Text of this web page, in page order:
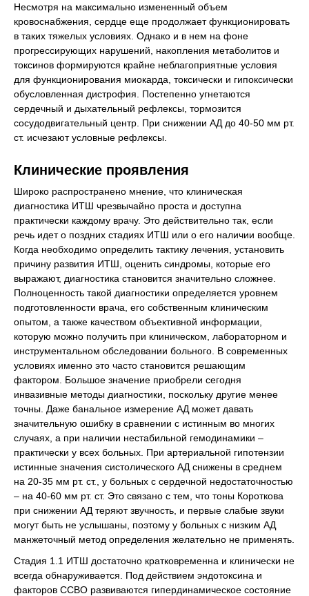
Несмотря на максимально измененный объем
кровоснабжения, сердце еще продолжает функционировать
в таких тяжелых условиях. Однако и в нем на фоне
прогрессирующих нарушений, накопления метаболитов и
токсинов формируются крайне неблагоприятные условия
для функционирования миокарда, токсически и гипоксически
обусловленная дистрофия. Постепенно угнетаются
сердечный и дыхательный рефлексы, тормозится
сосудодвигательный центр. При снижении АД до 40-50 мм рт.
ст. исчезают условные рефлексы.
Клинические проявления
Широко распространено мнение, что клиническая
диагностика ИТШ чрезвычайно проста и доступна
практически каждому врачу. Это действительно так, если
речь идет о поздних стадиях ИТШ или о его наличии вообще.
Когда необходимо определить тактику лечения, установить
причину развития ИТШ, оценить синдромы, которые его
выражают, диагностика становится значительно сложнее.
Полноценность такой диагностики определяется уровнем
подготовленности врача, его собственным клиническим
опытом, а также качеством объективной информации,
которую можно получить при клиническом, лабораторном и
инструментальном обследовании больного. В современных
условиях именно это часто становится решающим
фактором. Большое значение приобрели сегодня
инвазивные методы диагностики, поскольку другие менее
точны. Даже банальное измерение АД может давать
значительную ошибку в сравнении с истинным во многих
случаях, а при наличии нестабильной гемодинамики –
практически у всех больных. При артериальной гипотензии
истинные значения систолического АД снижены в среднем
на 20-35 мм рт. ст., у больных с сердечной недостаточностью
– на 40-60 мм рт. ст. Это связано с тем, что тоны Короткова
при снижении АД теряют звучность, и первые слабые звуки
могут быть не услышаны, поэтому у больных с низким АД
манжеточный метод определения желательно не применять.
Стадия 1.1 ИТШ достаточно кратковременна и клинически не
всегда обнаруживается. Под действием эндотоксина и
факторов ССВО развиваются гипердинамическое состояние